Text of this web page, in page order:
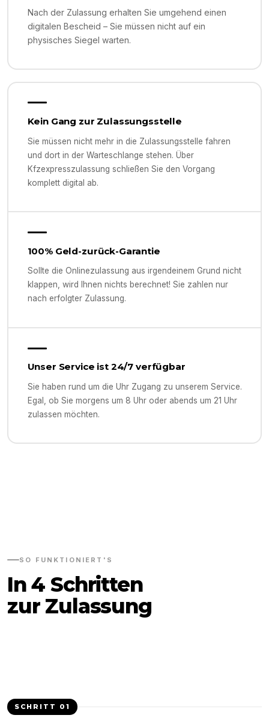
Nach der Zulassung erhalten Sie umgehend einen
digitalen Bescheid – Sie müssen nicht auf ein
physisches Siegel warten.
Kein Gang zur Zulassungsstelle
Sie müssen nicht mehr in die Zulassungsstelle fahren
und dort in der Warteschlange stehen. Über
Kfzexpresszulassung schließen Sie den Vorgang
komplett digital ab.
100% Geld-zurück-Garantie
Sollte die Onlinezulassung aus irgendeinem Grund nicht
klappen, wird Ihnen nichts berechnet! Sie zahlen nur
nach erfolgter Zulassung.
Unser Service ist 24/7 verfügbar
Sie haben rund um die Uhr Zugang zu unserem Service.
Egal, ob Sie morgens um 8 Uhr oder abends um 21 Uhr
zulassen möchten.
SO FUNKTIONIERT'S
In 4 Schritten
zur Zulassung
SCHRITT 01